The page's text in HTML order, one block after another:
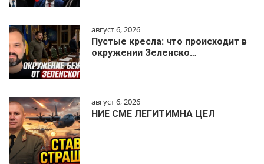
август 6, 2026
Пустые кресла: что происходит в
окружении Зеленско…
август 6, 2026
НИЕ СМЕ ЛЕГИТИМНА ЦЕЛ